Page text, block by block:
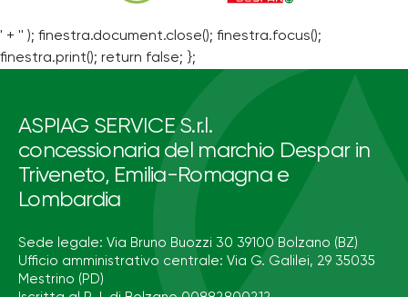
' + '' ); finestra.document.close(); finestra.focus();
finestra.print(); return false; };
ASPIAG SERVICE S.r.l.
concessionaria del marchio Despar in
Triveneto, Emilia-Romagna e
Lombardia
Sede legale: Via Bruno Buozzi 30 39100 Bolzano (BZ)
Ufficio amministrativo centrale: Via G. Galilei, 29 35035
Mestrino (PD)